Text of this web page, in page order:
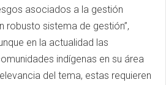
asociados a la gestión
robusto sistema de gestión”,
en la actualidad las
indígenas en su área
del tema, estas requieren